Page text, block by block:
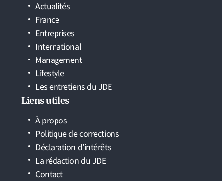
Actualités
France
Entreprises
International
Management
Lifestyle
Les entretiens du JDE
Liens utiles
À propos
Politique de corrections
Déclaration d’intérêts
La rédaction du JDE
Contact